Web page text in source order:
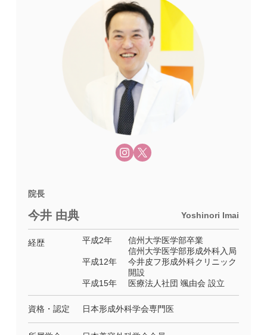
院長
今井 由典 Yoshinori Imai
経歴 平成2年
信州大学医学部卒業
信州大学医学部形成外科入局
平成12年
今井皮フ形成外科クリニック
開設
平成15年
医療法人社団 颯由会 設立
資格・認定 日本形成外科学会専門医